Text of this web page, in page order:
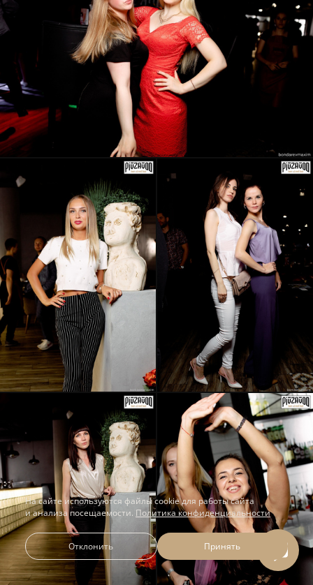
На сайте используются файлы cookie для работы сайта
и анализа посещаемости. Политика конфиденциальности
Отклонить Принять